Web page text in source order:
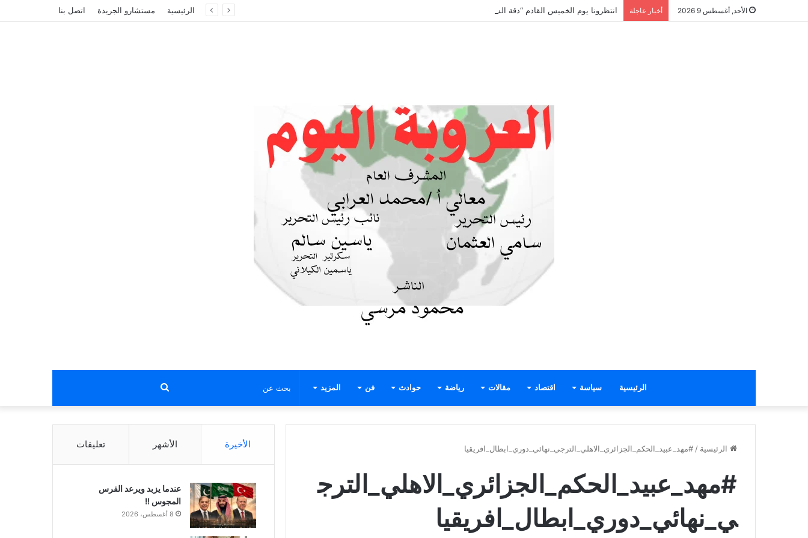
الأحد, أغسطس 9 2026 أخبار عاجلة انتظرونا يوم الخميس القادم “دقة الساعة” وحلقة بعنوان *اتفاقية مكة للدفاع المشترك” الرئيسية مستشارو الجريدة اتصل بنا
الرئيسية سياسة اقتصاد مقالات رياضة حوادث فن المزيد بحث
عن
الرئيسية / #مهد_عبيد_الحكم_الجزائري_الاهلي_الترجي_نهائي_دوري_ابطال_افريقيا
#مهد_عبيد_الحكم_الجزائري_الاهلي_الترج
ي_نهائي_دوري_ابطال_افريقيا
الأخيرة الأشهر تعليقات
عندما يزبد ويرعد الفرس
المجوس !!
8 أغسطس، 2026